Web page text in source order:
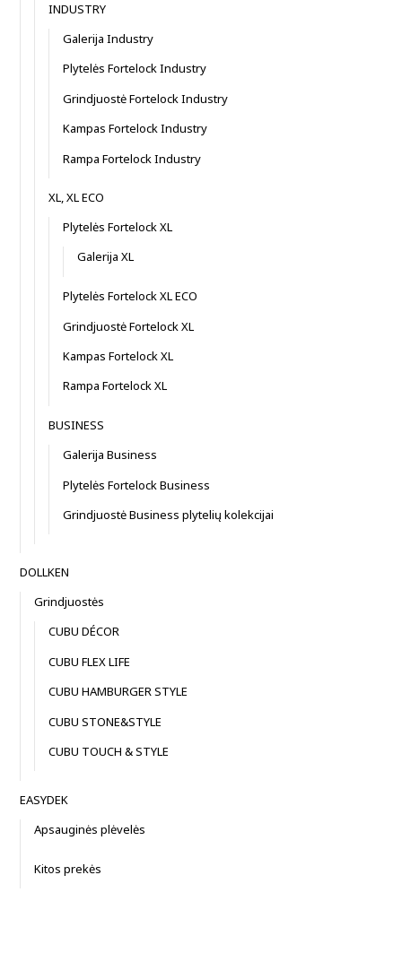
INDUSTRY
Galerija Industry
Plytelės Fortelock Industry
Grindjuostė Fortelock Industry
Kampas Fortelock Industry
Rampa Fortelock Industry
XL, XL ECO
Plytelės Fortelock XL
Galerija XL
Plytelės Fortelock XL ECO
Grindjuostė Fortelock XL
Kampas Fortelock XL
Rampa Fortelock XL
BUSINESS
Galerija Business
Plytelės Fortelock Business
Grindjuostė Business plytelių kolekcijai
DOLLKEN
Grindjuostės
CUBU DÉCOR
CUBU FLEX LIFE
CUBU HAMBURGER STYLE
CUBU STONE&STYLE
CUBU TOUCH & STYLE
EASYDEK
Apsauginės plėvelės
Kitos prekės